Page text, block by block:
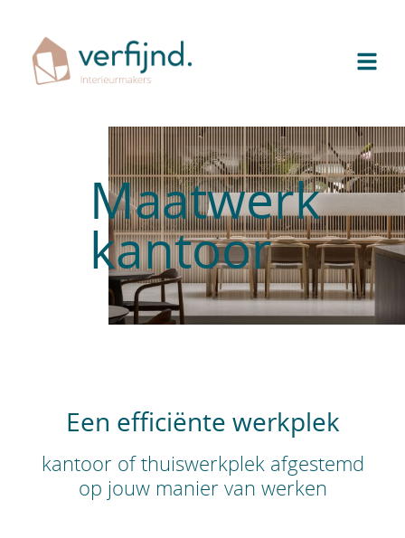
Maatwerk
kantoor
Een efficiënte werkplek
kantoor of thuiswerkplek afgestemd
op jouw manier van werken